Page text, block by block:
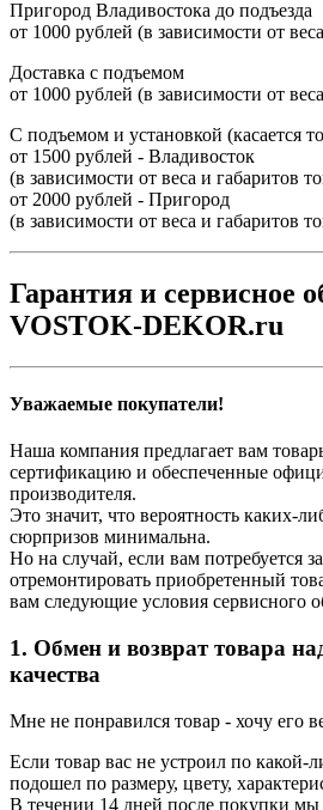
Пригород Владивостока до подъезда
от 1000 рублей (в зависимости от
Доставка с подъемом
от 1000 рублей (в зависимости от
С подъемом и установкой (касается
от 1500 рублей - Владивосток
(в зависимости от веса и габаритов
от 2000 рублей - Пригород
(в зависимости от веса и габаритов
Гарантия и сервисное
VOSTOK-DEKOR.ru
Уважаемые покупатели!
Наша компания предлагает вам
сертификацию и обеспеченные
производителя.
Это значит, что вероятность каких-
сюрпризов минимальна.
Но на случай, если вам потребуется
отремонтировать приобретенный
вам следующие условия сервисного
1. Обмен и возврат товара
качества
Мне не понравился товар - хочу его
Если товар вас не устроил по какой-
подошел по размеру, цвету,
В течении 14 дней после покупки мы